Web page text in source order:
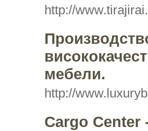
http://
мебели.
http://
Cargo Center